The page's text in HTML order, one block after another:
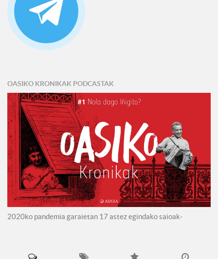
OASIKO KRONIKAK PODCASTAK
2020ko pandemia garaietan 17 astez egindako saioak-